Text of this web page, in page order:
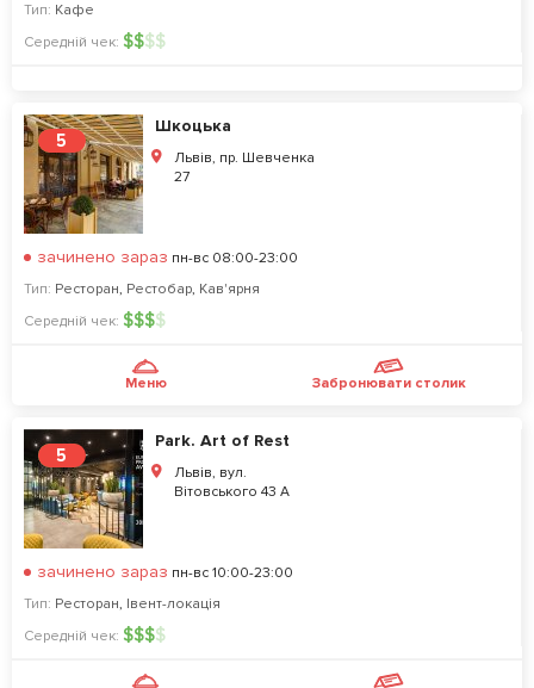
Тип: Кафе
Середній чек: $$$$
5
Шкоцька
Львів, пр. Шевченка
27
зачинено зараз пн-вс 08:00-23:00
Тип: Ресторан, Рестобар, Кав'ярня
Середній чек: $$$$
Меню Забронювати столик
5
Park. Art of Rest
Львів, вул.
Вітовського 43 А
зачинено зараз пн-вс 10:00-23:00
Тип: Ресторан, Івент-локація
Середній чек: $$$$